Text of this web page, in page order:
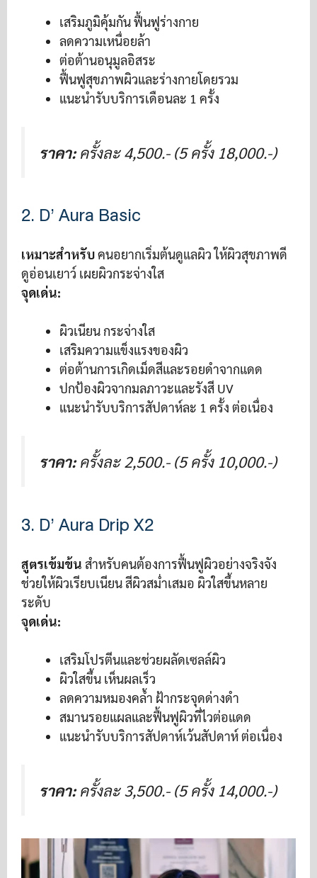
เสริมภูมิคุ้มกัน ฟื้นฟูร่างกาย
ลดความเหนื่อยล้า
ต่อต้านอนุมูลอิสระ
ฟื้นฟูสุขภาพผิวและร่างกายโดยรวม
แนะนำรับบริการเดือนละ 1 ครั้ง
ราคา:ครั้งละ 4,500.- (5 ครั้ง 18,000.-)
2. D’ Aura Basic
เหมาะสำหรับคนอยากเริ่มต้นดูแลผิว ให้ผิวสุขภาพดี
ดูอ่อนเยาว์ เผยผิวกระจ่างใส
จุดเด่น:
ผิวเนียน กระจ่างใส
เสริมความแข็งแรงของผิว
ต่อต้านการเกิดเม็ดสีและรอยดำจากแดด
ปกป้องผิวจากมลภาวะและรังสี UV
แนะนำรับบริการสัปดาห์ละ 1 ครั้ง ต่อเนื่อง
ราคา:ครั้งละ 2,500.- (5 ครั้ง 10,000.-)
3. D’ Aura Drip X2
สูตรเข้มข้น สำหรับคนต้องการฟื้นฟูผิวอย่างจริงจัง
ช่วยให้ผิวเรียบเนียน สีผิวสม่ำเสมอ ผิวใสขึ้นหลาย
ระดับ
จุดเด่น:
เสริมโปรตีนและช่วยผลัดเซลล์ผิว
ผิวใสขึ้น เห็นผลเร็ว
ลดความหมองคล้ำ ฝ้ากระจุดด่างดำ
สมานรอยแผลและฟื้นฟูผิวที่ไวต่อแดด
แนะนำรับบริการสัปดาห์เว้นสัปดาห์ ต่อเนื่อง
ราคา:ครั้งละ 3,500.- (5 ครั้ง 14,000.-)